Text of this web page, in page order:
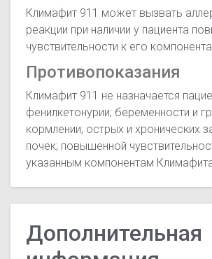
Климафит 911 может вызвать
реакции при наличии у пациента
чувствительности к его
Противопоказания
Климафит 911 не назначается
фенилкетонурии; беременности и
кормлении; острых и хронических
почек; повышенной
указанным компонентам
Дополнительная